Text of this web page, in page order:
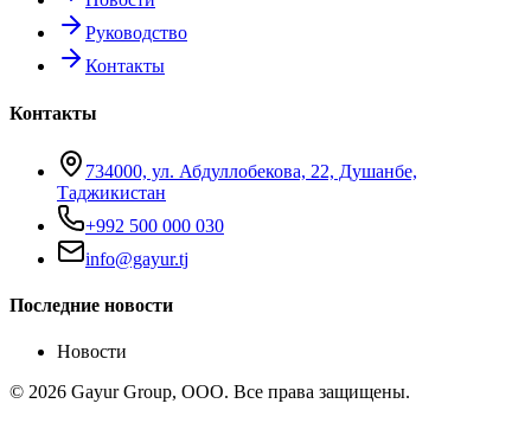
Руководство
Контакты
Контакты
734000, ул. Абдуллобекова, 22, Душанбе,
Таджикистан
+992 500 000 030
info@gayur.tj
Последние новости
Новости
© 2026 Gayur Group, ООО. Все права защищены.